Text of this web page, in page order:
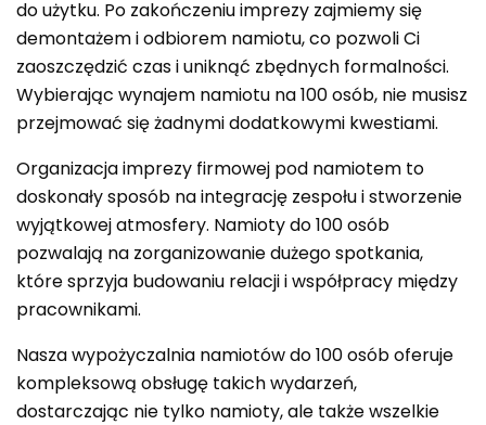
do użytku. Po zakończeniu imprezy zajmiemy się
demontażem i odbiorem namiotu, co pozwoli Ci
zaoszczędzić czas i uniknąć zbędnych formalności.
Wybierając wynajem namiotu na 100 osób, nie musisz
przejmować się żadnymi dodatkowymi kwestiami.
Organizacja imprezy firmowej pod namiotem to
doskonały sposób na integrację zespołu i stworzenie
wyjątkowej atmosfery. Namioty do 100 osób
pozwalają na zorganizowanie dużego spotkania,
które sprzyja budowaniu relacji i współpracy między
pracownikami.
Nasza wypożyczalnia namiotów do 100 osób oferuje
kompleksową obsługę takich wydarzeń,
dostarczając nie tylko namioty, ale także wszelkie